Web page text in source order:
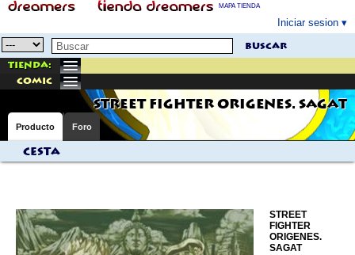
MAPA TIENDA
Iniciar sesion
buscar
Tienda:
comic
STREET FIGHTER ORIGENES. SAGAT
Producto Foro
Cesta
STREET
FIGHTER
ORIGENES.
SAGAT